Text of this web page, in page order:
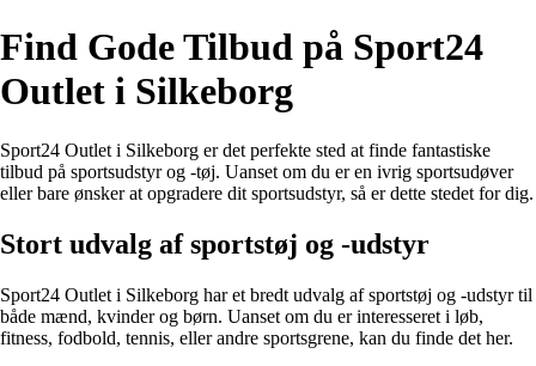
Find Gode Tilbud på Sport24
Outlet i Silkeborg
Sport24 Outlet i Silkeborg er det perfekte sted at finde fantastiske
tilbud på sportsudstyr og -tøj. Uanset om du er en ivrig sportsudøver
eller bare ønsker at opgradere dit sportsudstyr, så er dette stedet for dig.
Stort udvalg af sportstøj og -udstyr
Sport24 Outlet i Silkeborg har et bredt udvalg af sportstøj og -udstyr til
både mænd, kvinder og børn. Uanset om du er interesseret i løb,
fitness, fodbold, tennis, eller andre sportsgrene, kan du finde det her.